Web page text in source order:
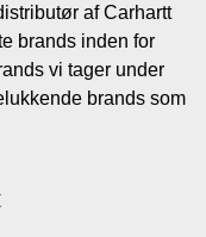
af Carhartt
brands inden for
vi tager under
brands som